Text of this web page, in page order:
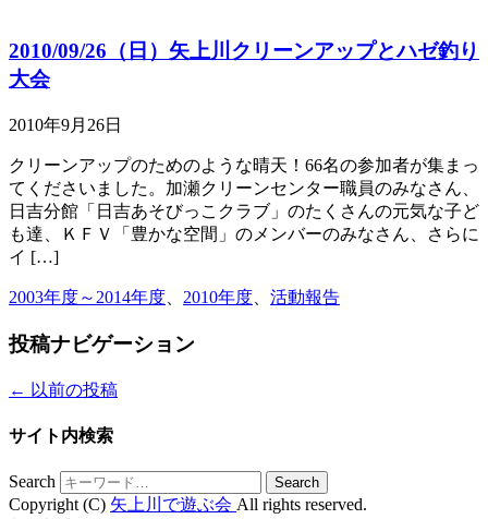
2010/09/26（日）矢上川クリーンアップとハゼ釣り
大会
2010年9月26日
クリーンアップのためのような晴天！66名の参加者が集まっ
てくださいました。加瀬クリーンセンター職員のみなさん、
日吉分館「日吉あそびっこクラブ」のたくさんの元気な子ど
も達、ＫＦＶ「豊かな空間」のメンバーのみなさん、さらに
イ […]
2003年度～2014年度 2010年度 活動報告
投稿ナビゲーション
← 以前の投稿
サイト内検索
Search
Copyright (C) 矢上川で遊ぶ会 All rights reserved.